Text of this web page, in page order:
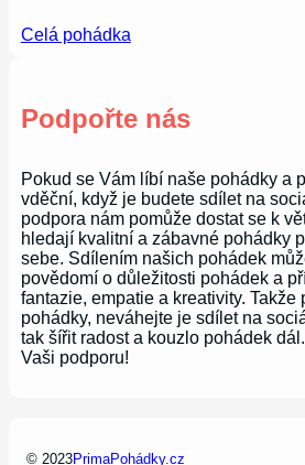
Celá pohádka
Podpořte nás
Pokud se Vám líbí naše pohádky a
vděční, když je budete sdílet na
podpora nám pomůže dostat se k
hledají kvalitní a zábavné pohádky
sebe. Sdílením našich pohádek
povědomí o důležitosti pohádek a
fantazie, empatie a kreativity.
pohádky, neváhejte je sdílet na
tak šířit radost a kouzlo pohádek
Vaši podporu!
© 2023PrimaPohádky.cz